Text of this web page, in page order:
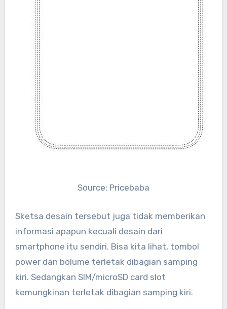
Source: Pricebaba
Sketsa desain tersebut juga tidak memberikan
informasi apapun kecuali desain dari
smartphone itu sendiri. Bisa kita lihat, tombol
power dan bolume terletak dibagian samping
kiri. Sedangkan SIM/microSD card slot
kemungkinan terletak dibagian samping kiri.